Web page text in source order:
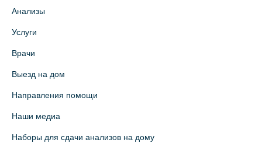
Анализы
Услуги
Врачи
Выезд на дом
Направления помощи
Наши медиа
Наборы для сдачи анализов на дому